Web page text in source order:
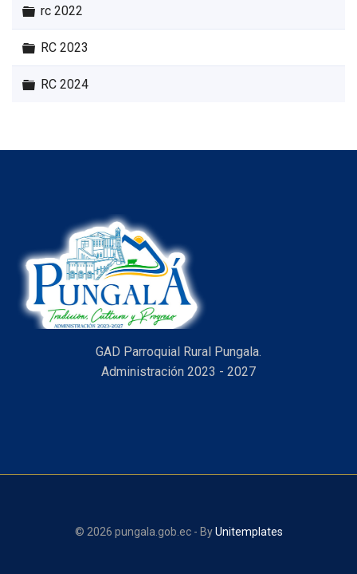
Carpeta
rc 2022
Carpeta
RC 2023
Carpeta
RC 2024
GAD Parroquial Rural Pungala.
Administración 2023 - 2027
© 2026 pungala.gob.ec - ByUnitemplates